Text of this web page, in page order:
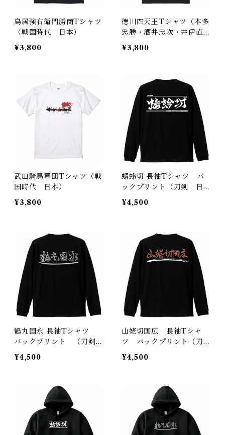
鳥居強右衛門勝商Tシャツ
（戦国時代 日本）
¥3,800
徳川四天王Tシャツ（本多
忠勝・酒井忠次・井伊直
政・榊原康政）（戦国時
代 日本）
¥3,800
武田騎馬軍団Tシャツ（戦
国時代 日本）
¥3,800
蜻蛉切 長袖Tシャツ バ
ックプリント（刀剣 日
本）
¥4,500
鶴丸国永 長袖Tシャツ
バックプリント （刀剣
日本）
¥4,500
山姥切国広 長袖Tシャ
ツ バックプリント（刀
剣 日本）
¥4,500